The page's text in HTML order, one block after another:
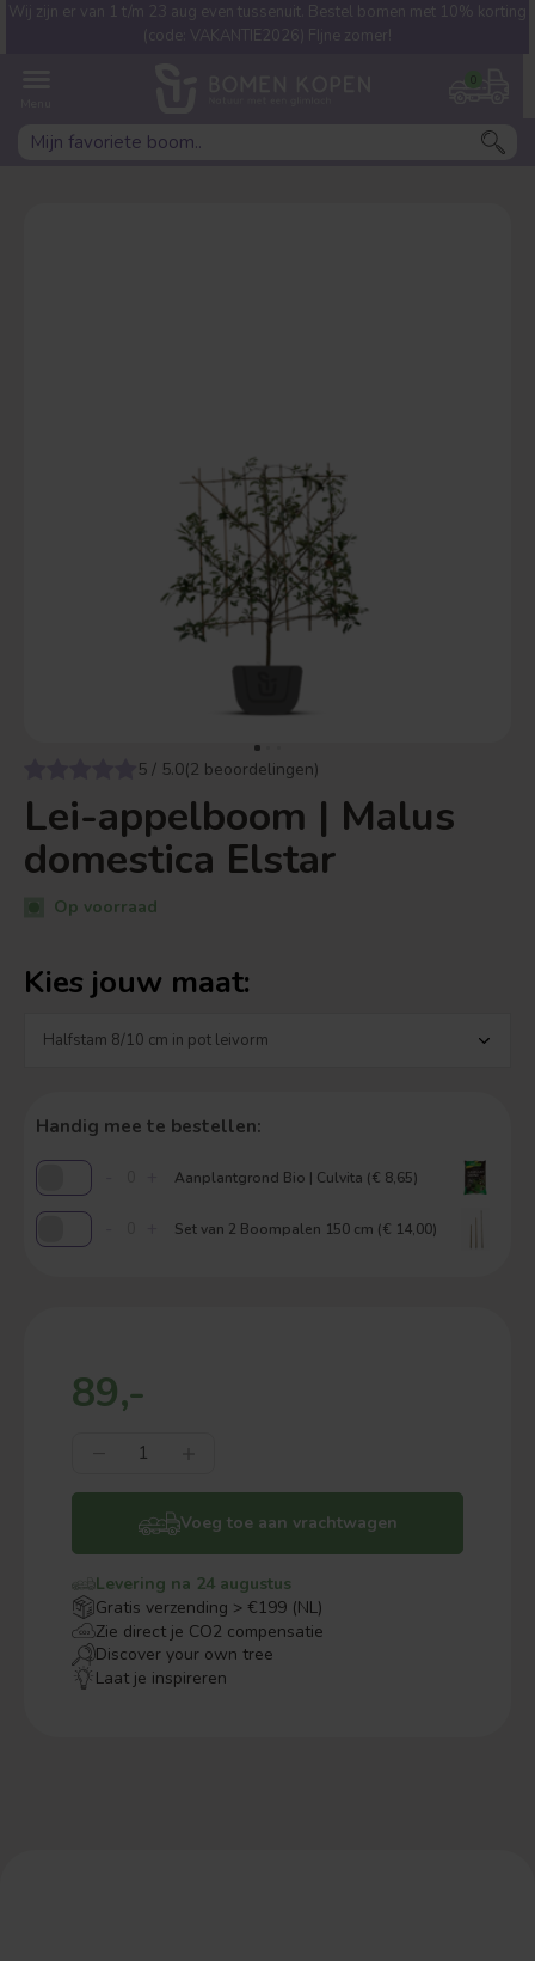
0
Wij zijn er van 1 t/m 23 aug even tussenuit. Bestel bomen met 10% korting
(code: VAKANTIE2026) FIjne zomer!
5 / 5.0(2 beoordelingen)
Lei-appelboom | Malus
domestica Elstar
Op voorraad
Kies jouw maat:
Handig mee te bestellen:
Aanplantgrond Bio | Culvita (€ 8,65)
Set van 2 Boompalen 150 cm (€ 14,00)
89,-
Voeg toe aan vrachtwagen
Levering na 24 augustus
Gratis verzending > €199 (NL)
Zie direct je CO2 compensatie
Discover your own tree
Laat je inspireren
Welke boom ben jij naar op